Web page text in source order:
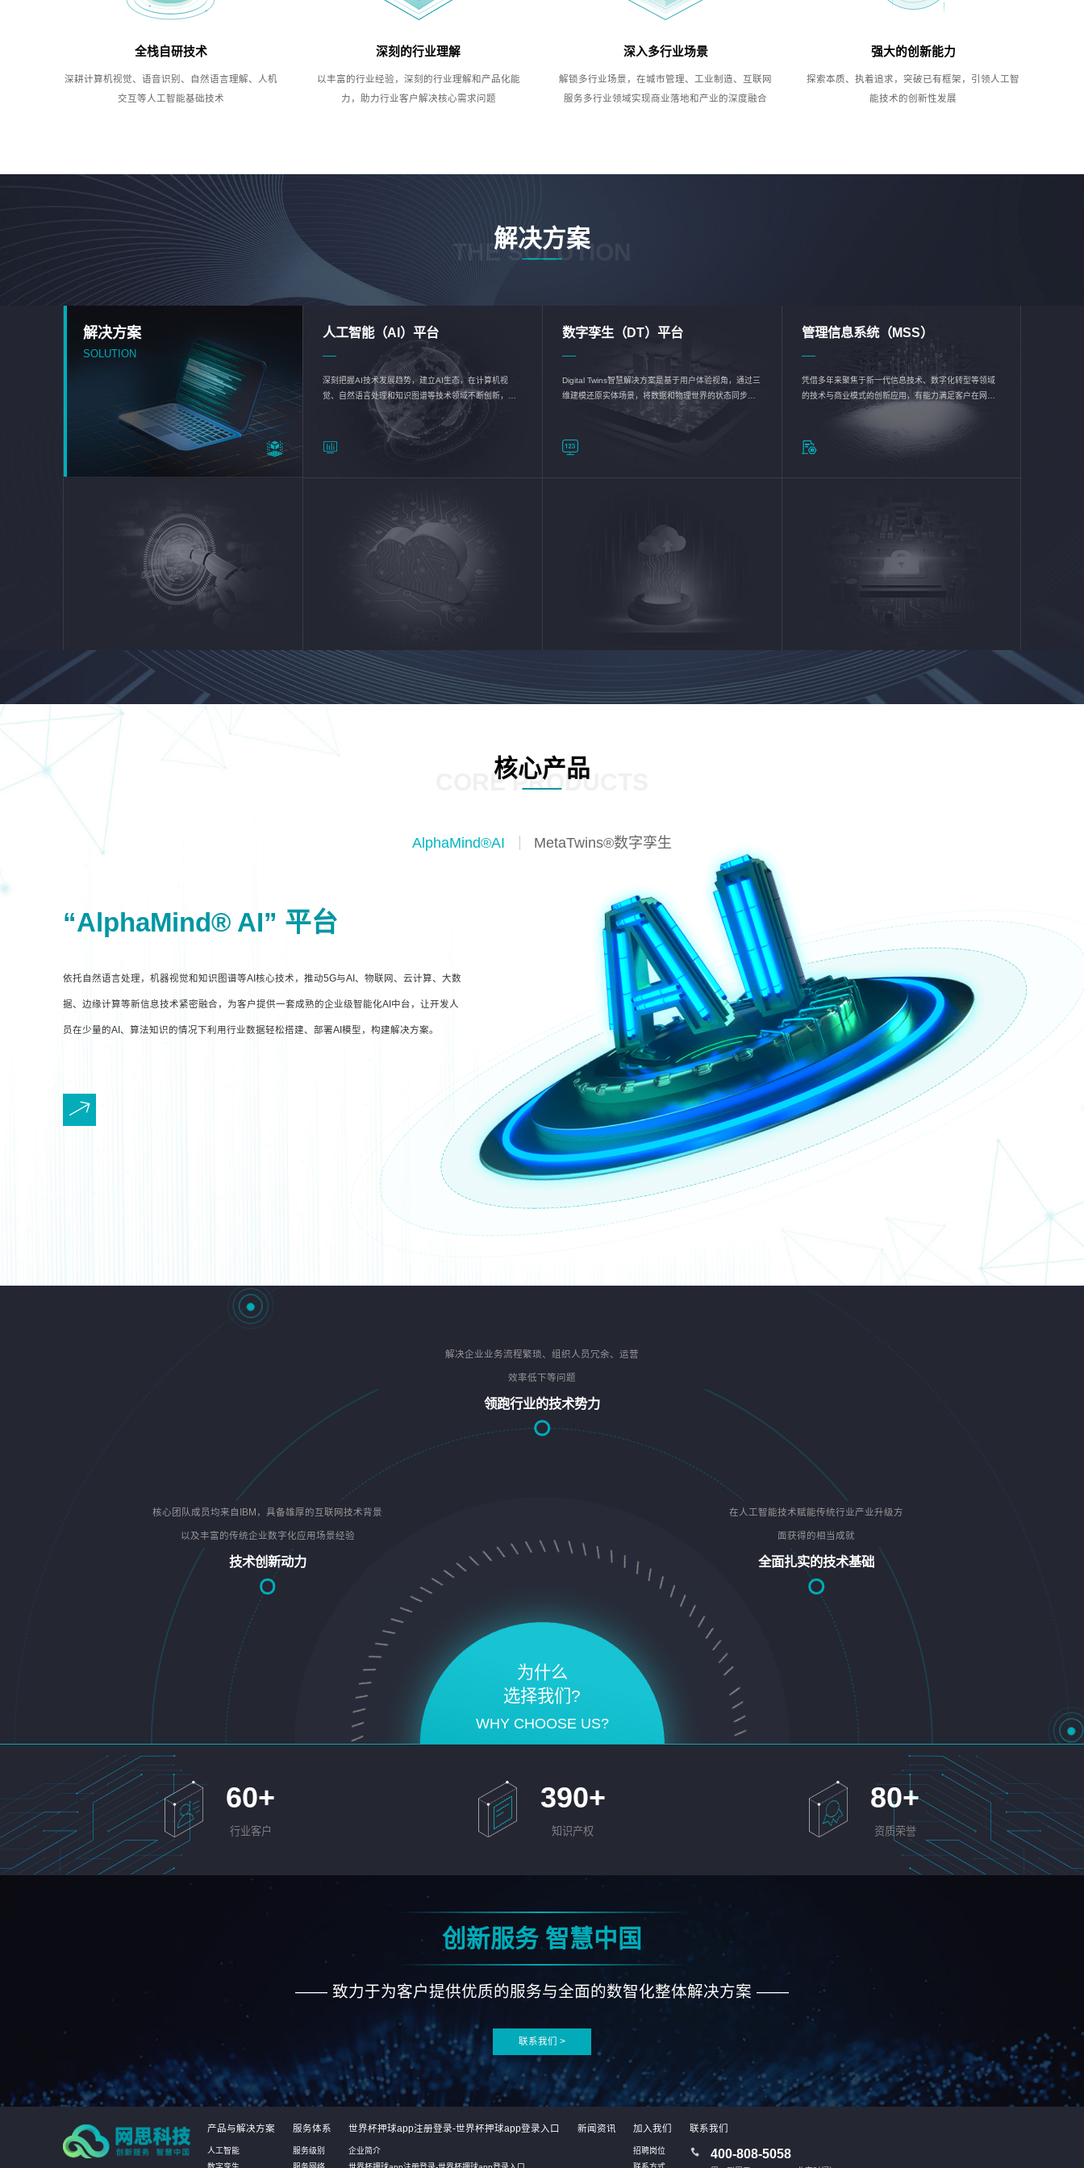
全栈自研技术
深耕计算机视觉、语音识别、自然语言理解、人机
交互等人工智能基础技术
深刻的行业理解
以丰富的行业经验，深刻的行业理解和产品化能
力，助力行业客户解决核心需求问题
深入多行业场景
解锁多行业场景，在城市管理、工业制造、互联网
服务多行业领域实现商业落地和产业的深度融合
强大的创新能力
探索本质、执着追求，突破已有框架，引领人工智
能技术的创新性发展
解决方案
THE SOLUTION
解决方案
SOLUTION
人工智能（AI）平台
深刻把握AI技术发展趋势，建立AI生态，在计算机视
觉、自然语言处理和知识图谱等技术领域不断创新，持
续优化企业数智化转型加速器—AlphaMind®AI能力开放
数字孪生（DT）平台
Digital Twins智慧解决方案是基于用户体验视角，通过三
维建模还原实体场景，将数据和物理世界的状态同步呈
现，使用户对关键数据有更直观的感受，推动各行业完
成智能化转型，实现新旧动能的转换
管理信息系统（MSS）
凭借多年来聚焦于新一代信息技术、数字化转型等领域
的技术与商业模式的创新应用，有能力满足客户在网络
优化、运营维护和信息安全防护等方面的需求，为客户
核心产品
CORE PRODUCTS
AlphaMind®AI MetaTwins®数字孪生
“AlphaMind® AI” 平台
依托自然语言处理，机器视觉和知识图谱等AI核心技术，推动5G与AI、物联网、云计算、大数
据、边缘计算等新信息技术紧密融合，为客户提供一套成熟的企业级智能化AI中台，让开发人
员在少量的AI、算法知识的情况下利用行业数据轻松搭建、部署AI模型，构建解决方案。
为什么
选择我们?
WHY CHOOSE US?
核心团队成员均来自IBM，具备雄厚的互联网技术背景
以及丰富的传统企业数字化应用场景经验
技术创新动力
解决企业业务流程繁琐、组织人员冗余、运营
效率低下等问题
领跑行业的技术势力
在人工智能技术赋能传统行业产业升级方
面获得的相当成就
全面扎实的技术基础
60+
行业客户
390+
知识产权
80+
资质荣誉
创新服务 智慧中国
—— 致力于为客户提供优质的服务与全面的数智化整体解决方案 ——
联系我们 >
产品与解决方案
人工智能
服务体系
服务级别
世界杯押球app注册登录-世界杯押球app登录入口
企业简介
新闻资讯 加入我们
招聘岗位
联系我们
400-808-5058